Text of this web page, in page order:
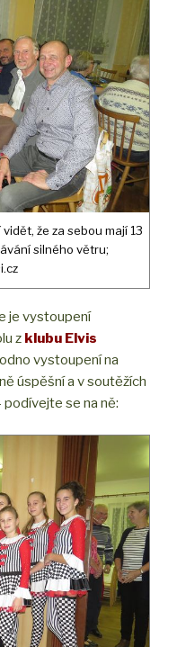
že za sebou mají 13
silného větru;
je vystoupení
z klubu Elvis
vystoupení na
úspěšní a v soutěžích
se na ně: